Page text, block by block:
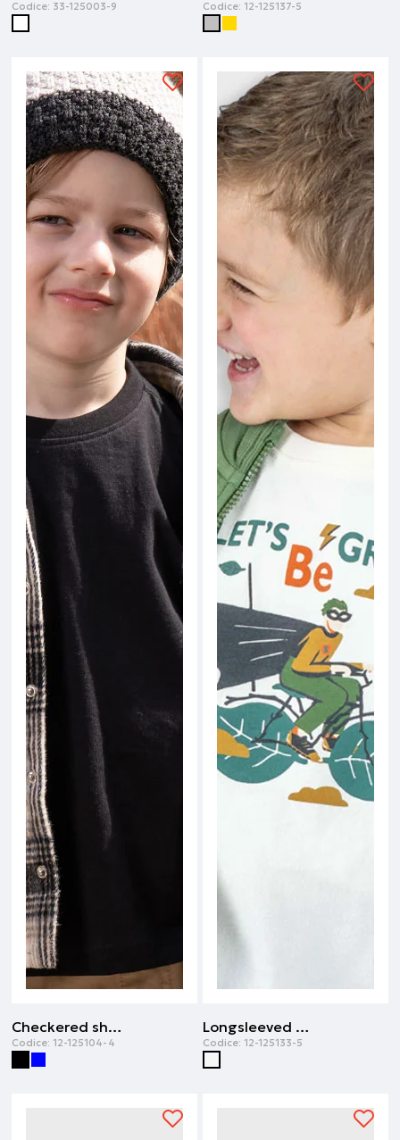
Codice: 33-125003-9 Codice: 12-125137-5
Checkered shacket | Nero
Codice: 12-125104-4
Longsleeved t-shirt | Ecru
Codice: 12-125133-5